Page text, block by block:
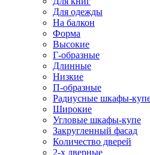
Для одежды
На балкон
Форма
Высокие
Г-образные
Длинные
Низкие
П-образные
Радиусные шкафы-
Широкие
Угловые шкафы-купе
Закругленный фасад
Количество дверей
2-х дверные